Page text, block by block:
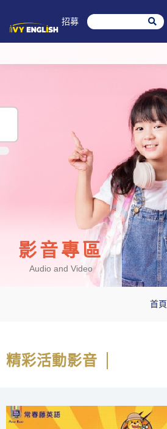
菁英招募
影音專區
Audio and Video
首頁
精彩活動影音